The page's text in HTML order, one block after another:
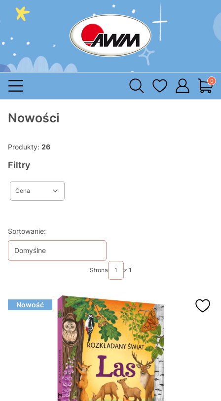
Nowości
Produkty: 26
Filtry
Cena
Lista produktów
Sortowanie:
Domyślne
Strona z 1
Nowość